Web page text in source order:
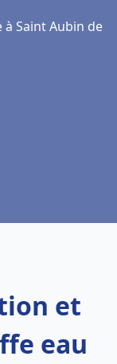
Saint Aubin de
et
eau